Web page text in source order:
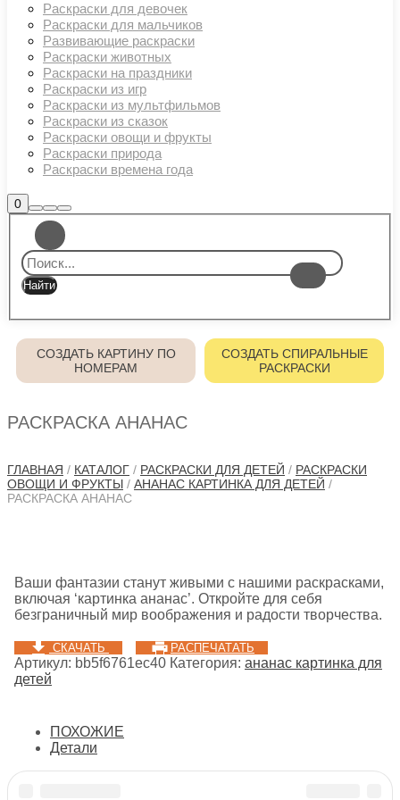
Раскраски для девочек
Раскраски для мальчиков
Развивающие раскраски
Раскраски животных
Раскраски на праздники
Раскраски из игр
Раскраски из мультфильмов
Раскраски из сказок
Раскраски овощи и фрукты
Раскраски природа
Раскраски времена года
0Боковая
панель
магазина
Найти
Больше
информации
Главное
меню
СОЗДАТЬ КАРТИНУ ПО
НОМЕРАМ
СОЗДАТЬ СПИРАЛЬНЫЕ
РАСКРАСКИ
РАСКРАСКА АНАНАС
ГЛАВНАЯ / КАТАЛОГ / РАСКРАСКИ ДЛЯ ДЕТЕЙ / РАСКРАСКИ
ОВОЩИ И ФРУКТЫ / АНАНАС КАРТИНКА ДЛЯ ДЕТЕЙ /
РАСКРАСКА АНАНАС
Ваши фантазии станут живыми с нашими раскрасками,
включая ‘картинка ананас’. Откройте для себя
безграничный мир воображения и радости творчества.
СКАЧАТЬ РАСПЕЧАТАТЬ
Артикул: bb5f6761ec40 Категория: ананас картинка для
детей
ПОХОЖИЕ
Детали